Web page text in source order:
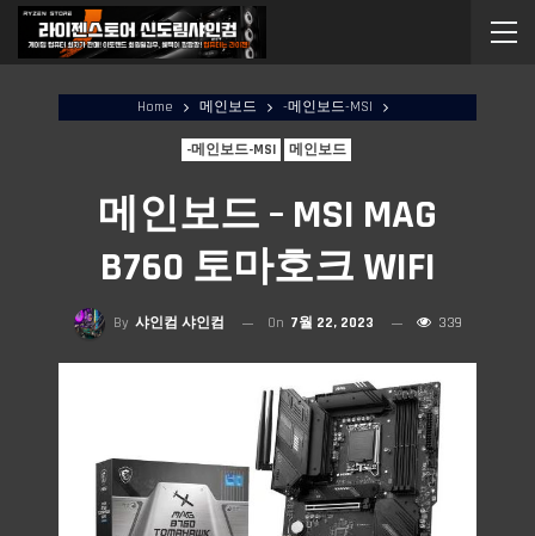
Home 메인보드 -메인보드-MSI
-메인보드-MSI 메인보드
메인보드 – MSI MAG
B760 토마호크 WIFI
By 샤인컴 샤인컴 On 7월 22, 2023 339